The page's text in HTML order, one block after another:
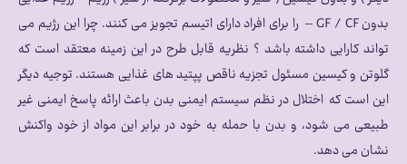
بدون GF / CF – را برای افراد دارای اتیسم تجویز می کنند. چرا این رژیم می
تواند کارایی داشته باشد ؟ نظریه قابل طرح در این زمینه معتقد است که
گلوتن و کیسین مسئول تجزیه ناقص پپتید های غذایی هستند. توجیه دیگر
این است که اختلال در نظم سیستم ایمنی بدن باعث ارائه پاسخ ایمنی غیر
طبیعی می شود، و بدن با حمله به خود در برابر این مواد از خود واکنش
نشان می دهد.